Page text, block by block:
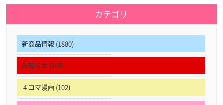
カテゴリ
新商品情報 (1880)
お知らせ (168)
４コマ漫画 (102)